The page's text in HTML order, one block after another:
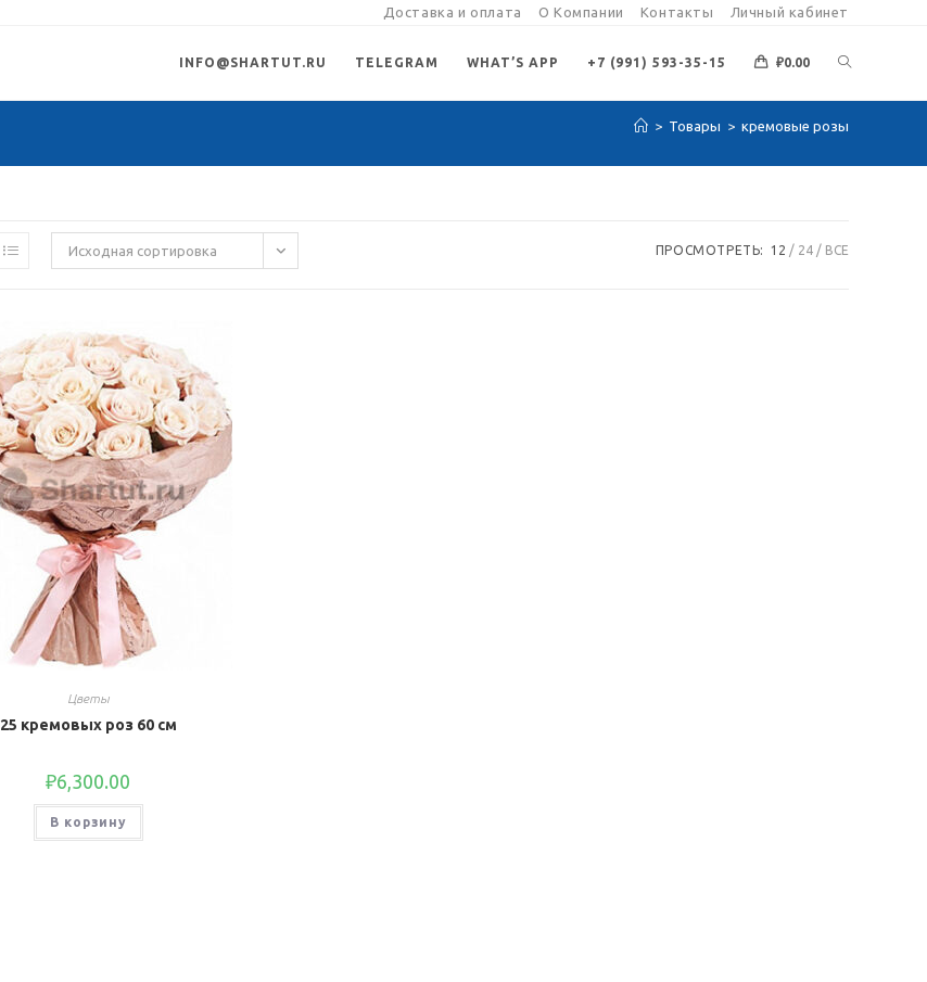
Доставка и оплата О Компании Контакты Личный кабинет
INFO@SHARTUT.RU TELEGRAM WHAT’S APP +7 (991) 593-35-15 ₽0.00
ПОИСК
> Товары > кремовые розы
Исходная сортировка ПРОСМОТРЕТЬ: 12 24 ВСЕ
Цветы
25 кремовых роз 60 см
₽6,300.00
В корзину